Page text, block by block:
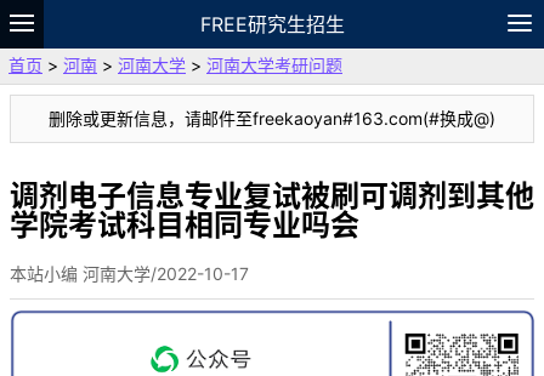
FREE研究生招生
题库
故事 专题 APP 笔记
VIP
资料
首页 > 河南 > 河南大学 > 河南大学考研问题
删除或更新信息，请邮件至freekaoyan#163.com(#换成@)
调剂电子信息专业复试被刷可调剂到其他
学院考试科目相同专业吗会
本站小编 河南大学/2022-10-17